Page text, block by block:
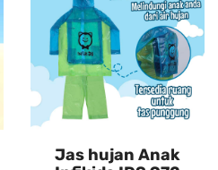
Jas hujan Anak